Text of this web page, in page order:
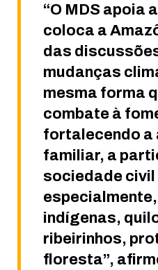
“O MDS apoia
coloca a
das
mudanças
mesma forma
combate à
fortalecendo
familiar, a
sociedade civil
indígenas,
ribeirinhos,
floresta”,